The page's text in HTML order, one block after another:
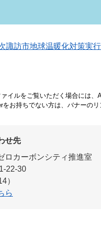
訪市地球温暖化対策実
イルをご覧いただく場合には、
をお持ちでない方は、バナーの
せ先
ロカーボンシティ推進室
22-30
）
ら